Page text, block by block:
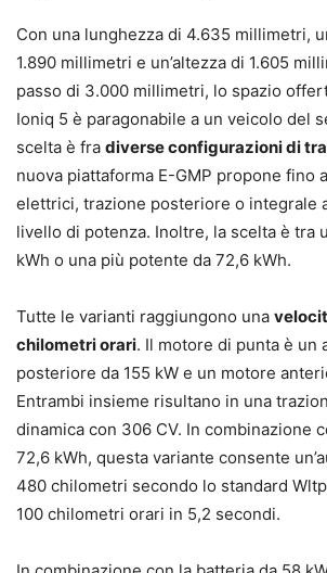
Con una lunghezza di 4.635 millimetri,
1.890 millimetri e un’altezza di 1.605
passo di 3.000 millimetri, lo spazio
Ioniq 5 è paragonabile a un veicolo del
scelta è fra diverse configurazioni di
nuova piattaforma E-GMP propone fino
elettrici, trazione posteriore o integrale
livello di potenza. Inoltre, la scelta è tra
kWh o una più potente da 72,6 kWh.
Tutte le varianti raggiungono una
chilometri orari. Il motore di punta è un
posteriore da 155 kW e un motore
Entrambi insieme risultano in una
dinamica con 306 CV. In combinazione
72,6 kWh, questa variante consente
480 chilometri secondo lo standard
100 chilometri orari in 5,2 secondi.